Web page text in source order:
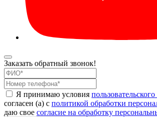
Заказать обратный звонок!
Я принимаю условия
согласен (а) с политикой обработки
даю свое согласие на обработку